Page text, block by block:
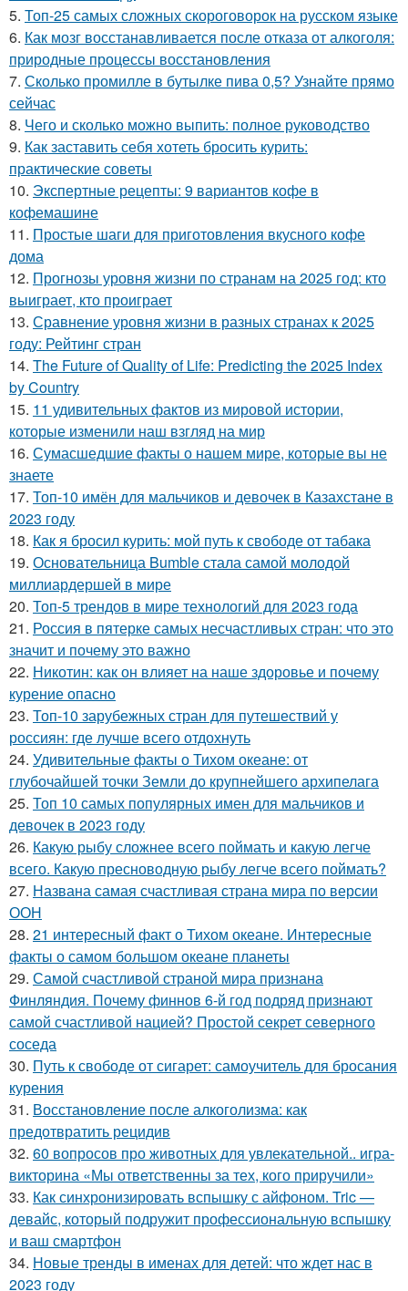
5. Топ-25 самых сложных скороговорок на русском языке
6. Как мозг восстанавливается после отказа от алкоголя:
природные процессы восстановления
7. Сколько промилле в бутылке пива 0,5? Узнайте прямо
сейчас
8. Чего и сколько можно выпить: полное руководство
9. Как заставить себя хотеть бросить курить:
практические советы
10. Экспертные рецепты: 9 вариантов кофе в
кофемашине
11. Простые шаги для приготовления вкусного кофе
дома
12. Прогнозы уровня жизни по странам на 2025 год: кто
выиграет, кто проиграет
13. Сравнение уровня жизни в разных странах к 2025
году: Рейтинг стран
14. The Future of Quality of Life: Predicting the 2025 Index
by Country
15. 11 удивительных фактов из мировой истории,
которые изменили наш взгляд на мир
16. Сумасшедшие факты о нашем мире, которые вы не
знаете
17. Топ-10 имён для мальчиков и девочек в Казахстане в
2023 году
18. Как я бросил курить: мой путь к свободе от табака
19. Основательница Bumble стала самой молодой
миллиардершей в мире
20. Топ-5 трендов в мире технологий для 2023 года
21. Россия в пятерке самых несчастливых стран: что это
значит и почему это важно
22. Никотин: как он влияет на наше здоровье и почему
курение опасно
23. Топ-10 зарубежных стран для путешествий у
россиян: где лучше всего отдохнуть
24. Удивительные факты о Тихом океане: от
глубочайшей точки Земли до крупнейшего архипелага
25. Топ 10 самых популярных имен для мальчиков и
девочек в 2023 году
26. Какую рыбу сложнее всего поймать и какую легче
всего. Какую пресноводную рыбу легче всего поймать?
27. Названа самая счастливая страна мира по версии
ООН
28. 21 интересный факт о Тихом океане. Интересные
факты о самом большом океане планеты
29. Самой счастливой страной мира признана
Финляндия. Почему финнов 6-й год подряд признают
самой счастливой нацией? Простой секрет северного
соседа
30. Путь к свободе от сигарет: самоучитель для бросания
курения
31. Восстановление после алкоголизма: как
предотвратить рецидив
32. 60 вопросов про животных для увлекательной.. игра-
викторина «Мы ответственны за тех, кого приручили»
33. Как синхронизировать вспышку с айфоном. Tric —
девайс, который подружит профессиональную вспышку
и ваш смартфон
34. Новые тренды в именах для детей: что ждет нас в
2023 году